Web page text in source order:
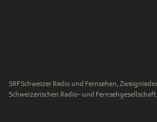
SRF Schweizer Radio und Fernsehen,
Schweizerischen Radio- und Fernsehgesellschaft